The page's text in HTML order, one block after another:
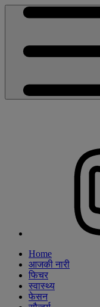
Home
आजकी नारी
फिचर
स्वास्थ्य
फेसन